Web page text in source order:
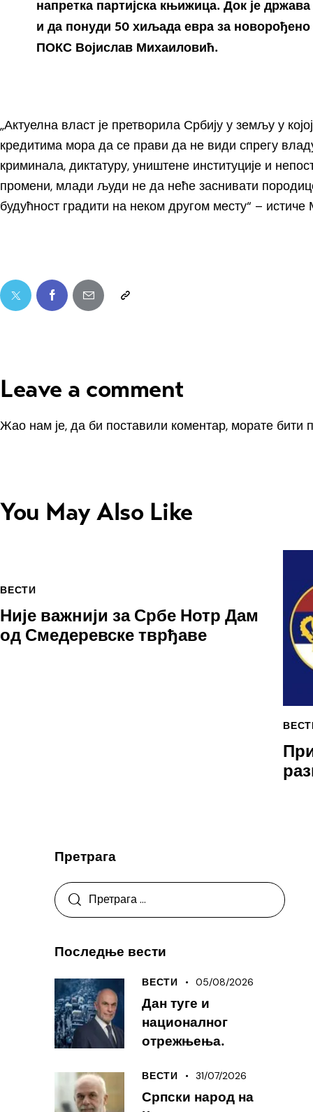
напретка партијска књижица. Док је
и да понуди 50 хиљада евра за новорођено
ПОКС Војислав Михаиловић.
„Актуелна власт је претворила Србију у земљу у
кредитима мора да се прави да не види спрегу
криминала, диктатуру, уништене институције и
промени, млади људи не да неће заснивати
будућност градити на неком другом месту“ –
Leave a comment
Жао нам је, да би поставили коментар, морате бити
You May Also Like
ВЕСТИ
Није важнији за Србе Нотр Дам
од Смедеревске тврђаве
Претрага
Последње вести
ВЕСТИ 05/08/2026
Дан туге и
националног
отрежњења.
ВЕСТИ 31/07/2026
Српски народ на